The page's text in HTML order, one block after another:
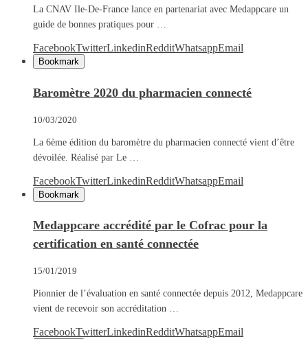
La CNAV Ile-De-France lance en partenariat avec Medappcare un
guide de bonnes pratiques pour …
FacebookTwitterLinkedinRedditWhatsappEmail
Bookmark
Baromètre 2020 du pharmacien connecté
10/03/2020
La 6ème édition du baromètre du pharmacien connecté vient d’être
dévoilée. Réalisé par Le …
FacebookTwitterLinkedinRedditWhatsappEmail
Bookmark
Medappcare accrédité par le Cofrac pour la
certification en santé connectée
15/01/2019
Pionnier de l’évaluation en santé connectée depuis 2012, Medappcare
vient de recevoir son accréditation …
FacebookTwitterLinkedinRedditWhatsappEmail